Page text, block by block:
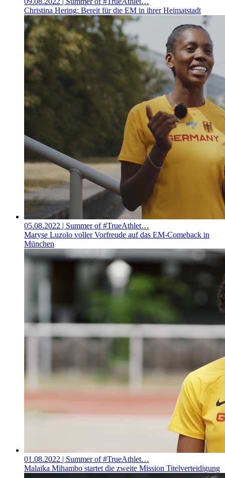
Christina Hering: Bereit für die EM in ihrer Heimatstadt
05.08.2022 | Summer of #TrueAthlet…
Maryse Luzolo voller Vorfreude auf das EM-Comeback in
München
01.08.2022 | Summer of #TrueAthlet…
Malaika Mihambo startet die zweite Mission Titelverteidigung